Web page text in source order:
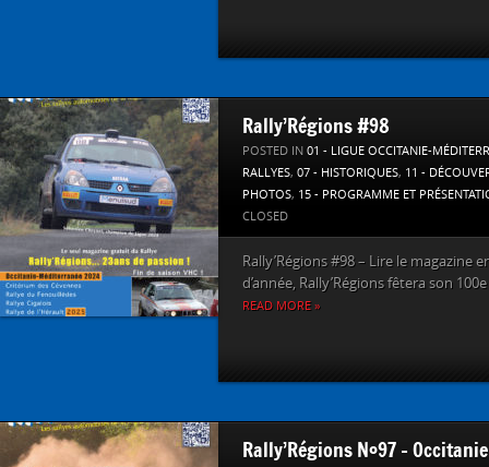
Rally’Régions #98
POSTED IN 01 - LIGUE OCCITANIE-
RALLYES, 07 - HISTORIQUES, 11 -
PHOTOS, 15 - PROGRAMME ET
CLOSED
Rally’Régions #98 – Lire le magazine
d’année, Rally’Régions fêtera son
READ MORE »
Rally’Régions N°97 – Occitanie